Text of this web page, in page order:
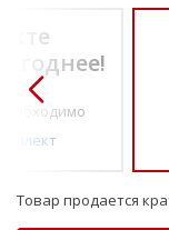
по-
Товар продается